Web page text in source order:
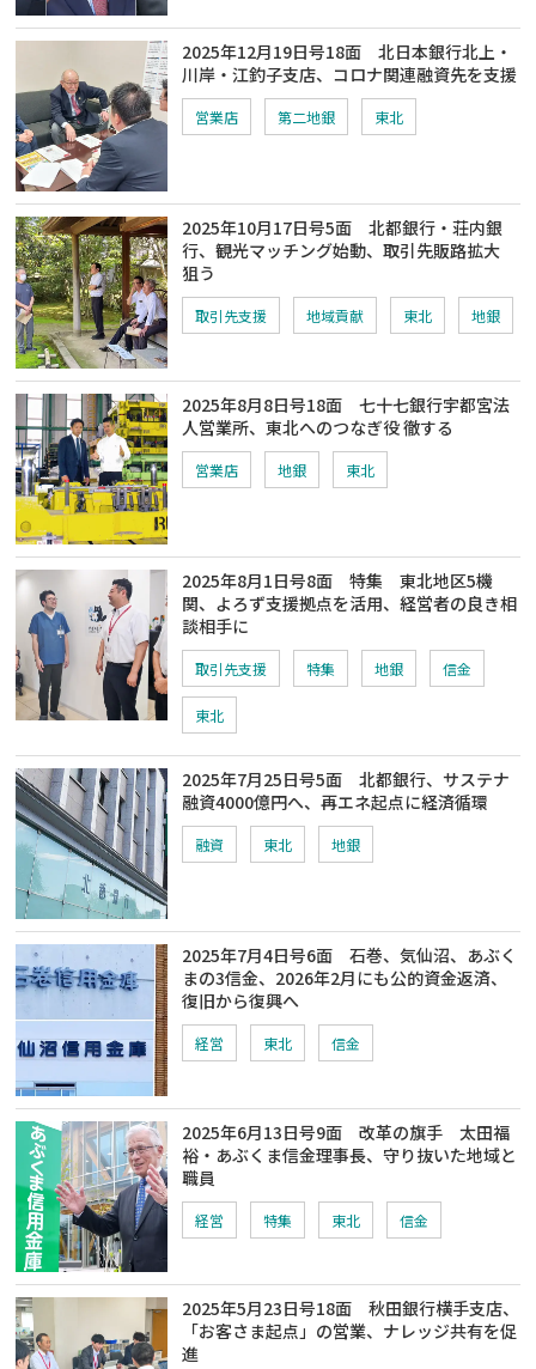
2025年12月19日号18面 北日本銀行北上・
川岸・江釣子支店、コロナ関連融資先を支援
営業店 第二地銀 東北
2025年10月17日号5面 北都銀行・荘内銀
行、観光マッチング始動、取引先販路拡大
狙う
取引先支援 地域貢献 東北 地銀
2025年8月8日号18面 七十七銀行宇都宮法
人営業所、東北へのつなぎ役 徹する
営業店 地銀 東北
2025年8月1日号8面 特集 東北地区5機
関、よろず支援拠点を活用、経営者の良き相
談相手に
取引先支援 特集 地銀 信金
東北
2025年7月25日号5面 北都銀行、サステナ
融資4000億円へ、再エネ起点に経済循環
融資 東北 地銀
2025年7月4日号6面 石巻、気仙沼、あぶく
まの3信金、2026年2月にも公的資金返済、
復旧から復興へ
経営 東北 信金
2025年6月13日号9面 改革の旗手 太田福
裕・あぶくま信金理事長、守り抜いた地域と
職員
経営 特集 東北 信金
2025年5月23日号18面 秋田銀行横手支店、
「お客さま起点」の営業、ナレッジ共有を促
進